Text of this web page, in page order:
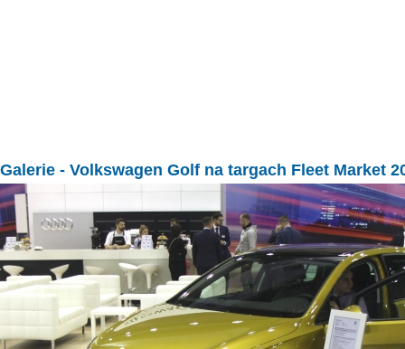
Galerie - Volkswagen Golf na targach Fleet Market